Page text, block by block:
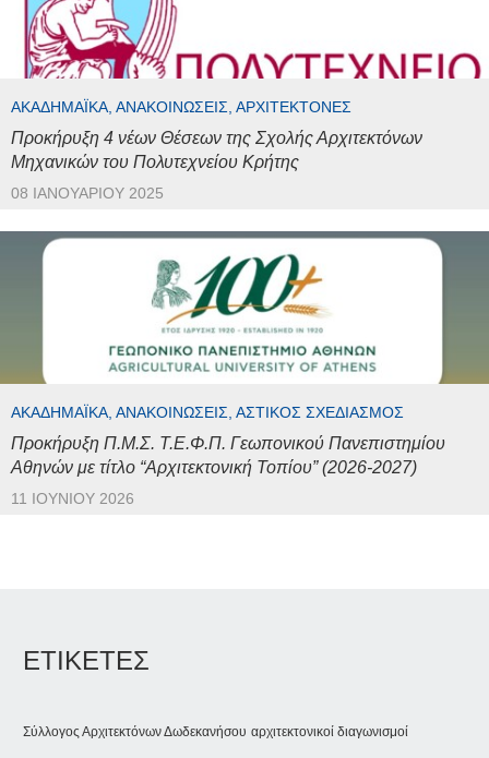
ΑΚΑΔΗΜΑΪΚΆ, ΑΝΑΚΟΙΝΏΣΕΙΣ, ΑΡΧΙΤΈΚΤΟΝΕΣ
Προκήρυξη 4 νέων Θέσεων της Σχολής Αρχιτεκτόνων
Μηχανικών του Πολυτεχνείου Κρήτης
08 ΙΑΝΟΥΑΡΊΟΥ 2025
ΑΚΑΔΗΜΑΪΚΆ, ΑΝΑΚΟΙΝΏΣΕΙΣ, ΑΣΤΙΚΌΣ ΣΧΕΔΙΑΣΜΌΣ
Προκήρυξη Π.Μ.Σ. Τ.Ε.Φ.Π. Γεωπονικού Πανεπιστημίου
Αθηνών με τίτλο “Αρχιτεκτονική Τοπίου” (2026-2027)
11 ΙΟΥΝΊΟΥ 2026
ΕΤΙΚΕΤΕΣ
Σύλλογος Αρχιτεκτόνων Δωδεκανήσου αρχιτεκτονικοί διαγωνισμοί